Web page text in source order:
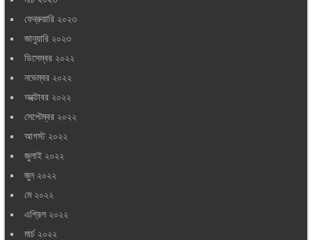
ফেব্রুয়ারি ২০২৩
জানুয়ারি ২০২৩
ডিসেম্বর ২০২২
নভেম্বর ২০২২
অক্টোবর ২০২২
সেপ্টেম্বর ২০২২
আগস্ট ২০২২
জুলাই ২০২২
জুন ২০২২
মে ২০২২
এপ্রিল ২০২২
মার্চ ২০২২